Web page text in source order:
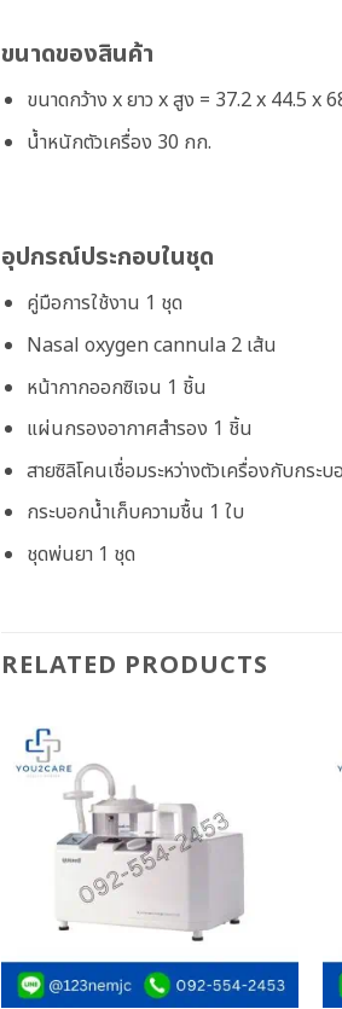
ขนาดของสินค้า
ขนาดกว้าง x ยาว x สูง = 37.2 x 44.5 x
น้ำหนักตัวเครื่อง 30 กก.
อุปกรณ์ประกอบในชุด
คู่มือการใช้งาน 1 ชุด
Nasal oxygen cannula 2 เส้น
หน้ากากออกซิเจน 1 ชิ้น
แผ่นกรองอากาศสำรอง 1 ชิ้น
สายซิลิโคนเชื่อมระหว่างตัวเครื่องกับกระ
กระบอกน้ำเก็บความชื้น 1 ใบ
ชุดพ่นยา 1 ชุด
RELATED PRODUCTS